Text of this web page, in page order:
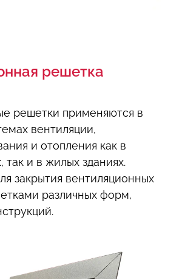
решетка
решетки применяются в
вентиляции,
и отопления как в
и в жилых зданиях.
закрытия вентиляционных
различных форм,